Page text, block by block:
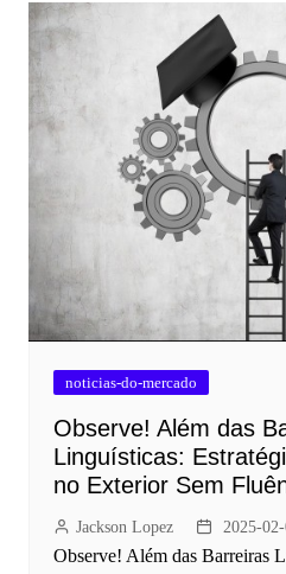
noticias-do-mercado
Observe! Além das
Linguísticas:
no Exterior Sem
Jackson Lopez 2025-
Observe! Além das Barreiras